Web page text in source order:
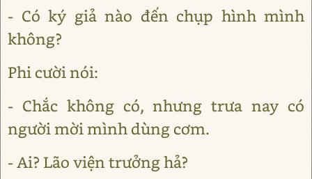
- Có ký giả nào đến chụp hình mình
không?
Phi cười nói:
- Chắc không có, nhưng trưa nay có
người mời mình dùng cơm.
- Ai? Lão viện trưởng hả?